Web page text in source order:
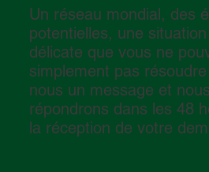
Un réseau mondial, des
potentielles, une
délicate que vous ne
simplement pas
nous un message et
répondrons dans les 48
la réception de votre